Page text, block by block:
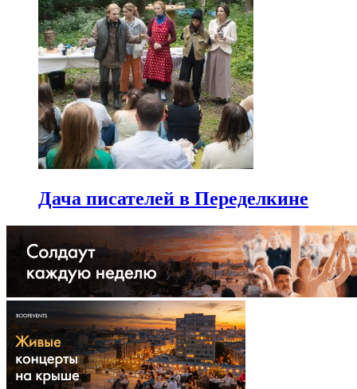
Дача писателей в Переделкине